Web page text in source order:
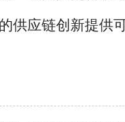
供应链创新提供